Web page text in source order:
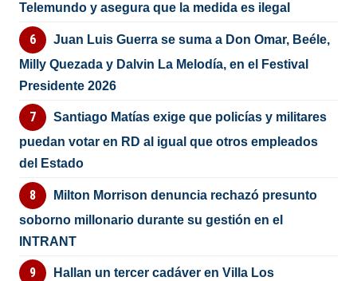
Telemundo y asegura que la medida es ilegal
Juan Luis Guerra se suma a Don Omar, Beéle,
Milly Quezada y Dalvin La Melodía, en el Festival
Presidente 2026
Santiago Matías exige que policías y militares
puedan votar en RD al igual que otros empleados
del Estado
Milton Morrison denuncia rechazó presunto
soborno millonario durante su gestión en el
INTRANT
Hallan un tercer cadáver en Villa Los